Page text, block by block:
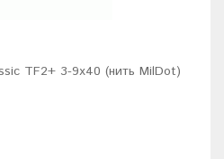
TF2+ 3-9x40 (нить MilDot)